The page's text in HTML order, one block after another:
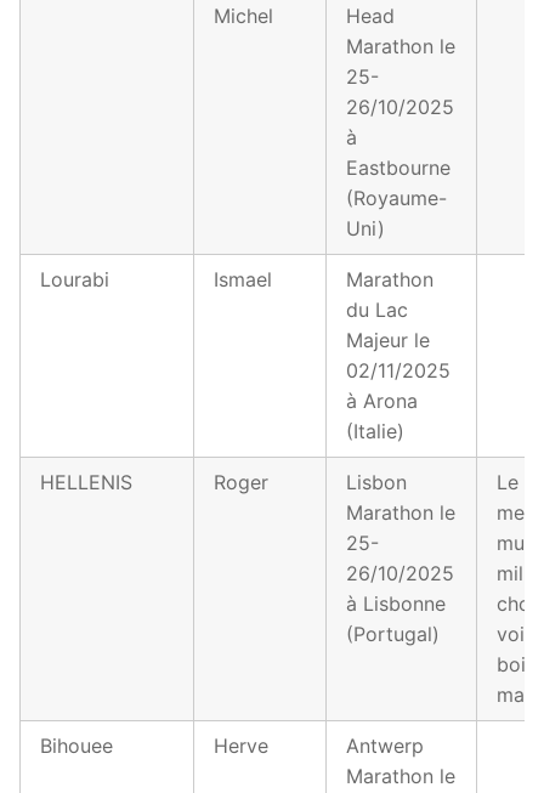
Michel
Head
Marathon le
25-
26/10/2025
à
Eastbourne
(Royaume-
Uni)
Lourabi Ismael
Marathon
du Lac
Majeur le
02/11/2025
à Arona
(Italie)
HELLENIS Roger
Lisbon
Marathon le
25-
26/10/2025
à Lisbonne
(Portugal)
Le
mer,
mille
voir,
Bihouee Herve
Antwerp
Marathon le